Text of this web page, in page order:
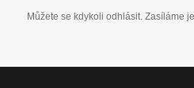
Můžete se kdykoli odhlásit. Zasíláme